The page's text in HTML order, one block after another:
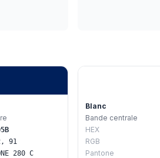
91
280 C
Blanc
Bande centrale
HEX
RGB
Pantone